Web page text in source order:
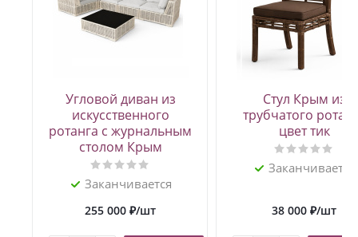
Угловой диван из
искусственного
ротанга с журнальным
столом Крым
Заканчивается
255 000 ₽/шт
Стул Крым из
трубчатого
цвет тик
Заканчивается
38 000 ₽/шт